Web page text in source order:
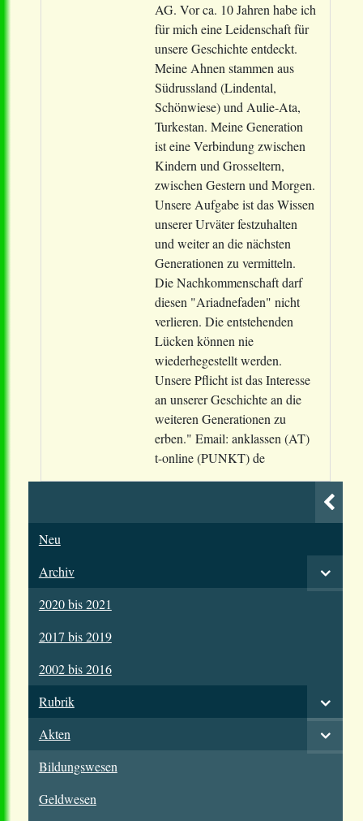
AG. Vor ca. 10 Jahren habe ich
für mich eine Leidenschaft für
unsere Geschichte entdeckt.
Meine Ahnen stammen aus
Südrussland (Lindental,
Schönwiese) und Aulie-Ata,
Turkestan. Meine Generation
ist eine Verbindung zwischen
Kindern und Grosseltern,
zwischen Gestern und Morgen.
Unsere Aufgabe ist das Wissen
unserer Urväter festzuhalten
und weiter an die nächsten
Generationen zu vermitteln.
Die Nachkommenschaft darf
diesen "Ariadnefaden" nicht
verlieren. Die entstehenden
Lücken können nie
wiederhegestellt werden.
Unsere Pflicht ist das Interesse
an unserer Geschichte an die
weiteren Generationen zu
erben." Email: anklassen (AT)
t-online (PUNKT) de
Neu
Archiv
2020 bis 2021
2017 bis 2019
2002 bis 2016
Rubrik
Akten
Bildungswesen
Geldwesen